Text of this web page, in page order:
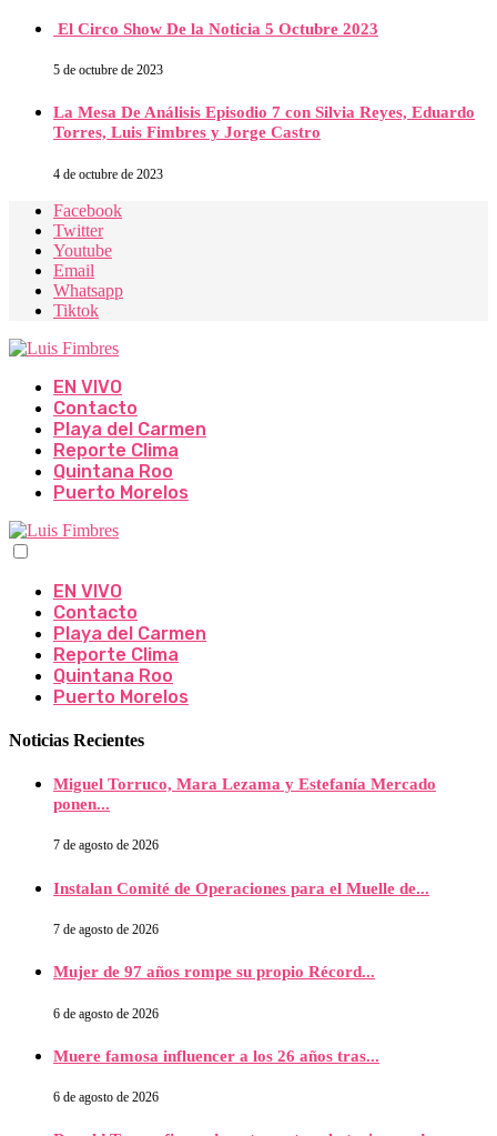
El Circo Show De la Noticia 5 Octubre 2023
5 de octubre de 2023
La Mesa De Análisis Episodio 7 con Silvia Reyes, Eduardo
Torres, Luis Fimbres y Jorge Castro
4 de octubre de 2023
Facebook
Twitter
Youtube
Email
Whatsapp
Tiktok
EN VIVO
Contacto
Playa del Carmen
Reporte Clima
Quintana Roo
Puerto Morelos
EN VIVO
Contacto
Playa del Carmen
Reporte Clima
Quintana Roo
Puerto Morelos
Noticias Recientes
Miguel Torruco, Mara Lezama y Estefanía Mercado
ponen...
7 de agosto de 2026
Instalan Comité de Operaciones para el Muelle de...
7 de agosto de 2026
Mujer de 97 años rompe su propio Récord...
6 de agosto de 2026
Muere famosa influencer a los 26 años tras...
6 de agosto de 2026